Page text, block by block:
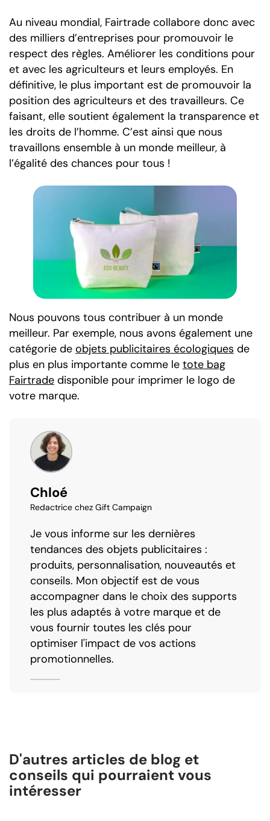
Au niveau mondial, Fairtrade collabore donc avec
des milliers d’entreprises pour promouvoir le
respect des règles. Améliorer les conditions pour
et avec les agriculteurs et leurs employés. En
définitive, le plus important est de promouvoir la
position des agriculteurs et des travailleurs. Ce
faisant, elle soutient également la transparence et
les droits de l’homme. C’est ainsi que nous
travaillons ensemble à un monde meilleur, à
l’égalité des chances pour tous !
Nous pouvons tous contribuer à un monde
meilleur. Par exemple, nous avons également une
catégorie de objets publicitaires écologiques de
plus en plus importante comme le tote bag
Fairtrade disponible pour imprimer le logo de
votre marque.
Chloé
Redactrice chez Gift Campaign
Je vous informe sur les dernières
tendances des objets publicitaires :
produits, personnalisation, nouveautés et
conseils. Mon objectif est de vous
accompagner dans le choix des supports
les plus adaptés à votre marque et de
vous fournir toutes les clés pour
optimiser l'impact de vos actions
promotionnelles.
D'autres articles de blog et
conseils qui pourraient vous
intéresser